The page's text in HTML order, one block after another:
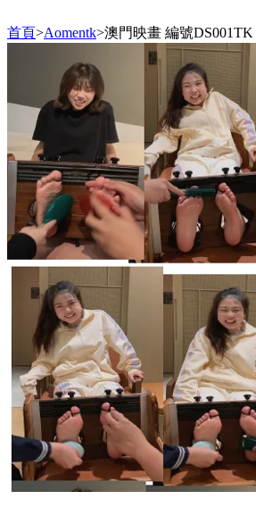
首頁>Aomentk>澳門映畫 編號DS001TK